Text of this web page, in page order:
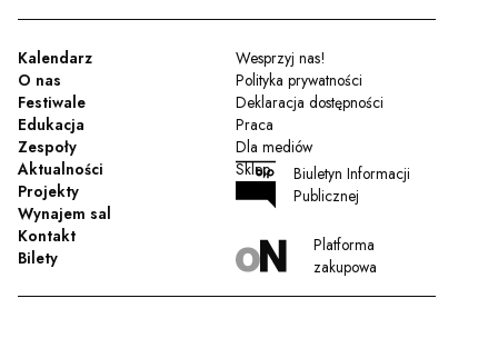
Kalendarz
O nas
Festiwale
Edukacja
Zespoły
Aktualności
Projekty
Wynajem sal
Kontakt
Bilety
Wesprzyj nas!
Polityka prywatności
Deklaracja dostępności
Praca
Dla mediów
Sklep
Biuletyn Informacji
Publicznej
Platforma
zakupowa